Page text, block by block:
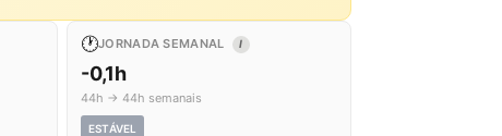
🕐JORNADA SEMANAL I
-0,1h
44h → 44h semanais
ESTÁVEL